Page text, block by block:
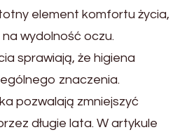
element komfortu życia,
wydolność oczu.
sprawiają, że higiena
znaczenia.
pozwalają zmniejszyć
długie lata. W artykule